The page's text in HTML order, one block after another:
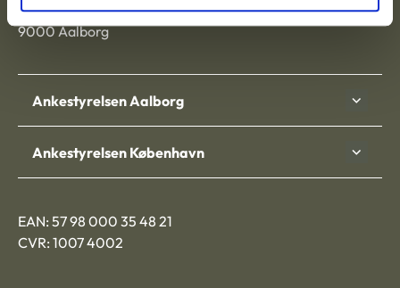
Nytorv 7, 2. sal
9000 Aalborg
Ankestyrelsen Aalborg
Ankestyrelsen København
EAN: 57 98 000 35 48 21
CVR: 1007 4002